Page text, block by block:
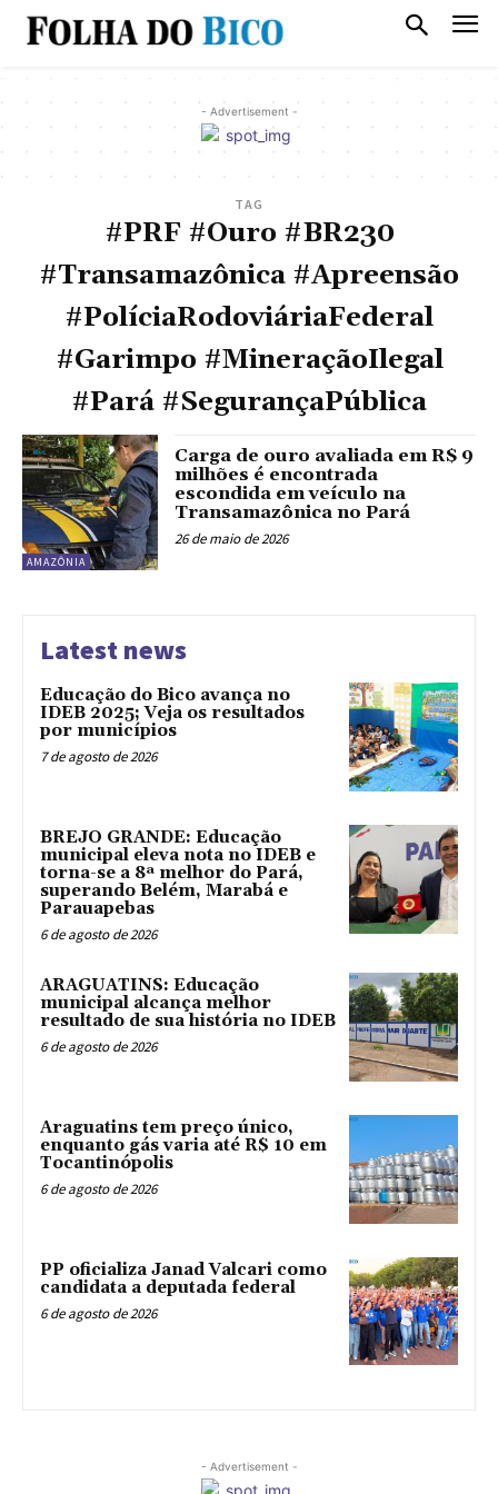
- Advertisement -
TAG
#PRF #Ouro #BR230
#Transamazônica #Apreensão
#PolíciaRodoviáriaFederal
#Garimpo #MineraçãoIlegal
#Pará #SegurançaPública
AMAZÔNIA
Carga de ouro avaliada em R$ 9
milhões é encontrada
escondida em veículo na
Transamazônica no Pará
26 de maio de 2026
Latest news
Educação do Bico avança no
IDEB 2025; Veja os resultados
por municípios
7 de agosto de 2026
BREJO GRANDE: Educação
municipal eleva nota no IDEB e
torna-se a 8ª melhor do Pará,
superando Belém, Marabá e
Parauapebas
6 de agosto de 2026
ARAGUATINS: Educação
municipal alcança melhor
resultado de sua história no IDEB
6 de agosto de 2026
Araguatins tem preço único,
enquanto gás varia até R$ 10 em
Tocantinópolis
6 de agosto de 2026
PP oficializa Janad Valcari como
candidata a deputada federal
6 de agosto de 2026
- Advertisement -